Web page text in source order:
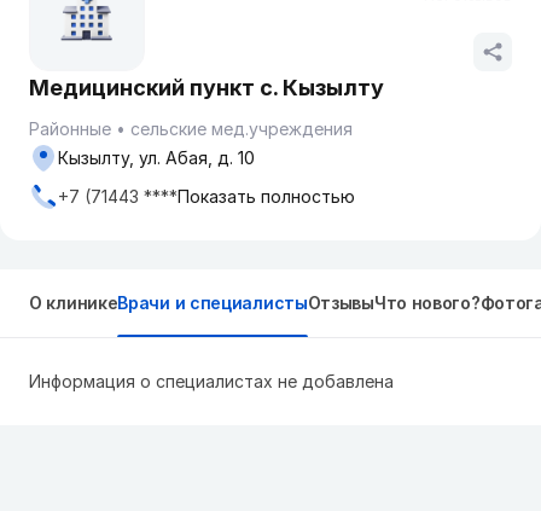
Медицинский пункт с. Кызылту
Районные
сельские мед.учреждения
Кызылту, ул. Абая, д. 10
+7 (71443 ****Показать полностью
О клиникеВрачи и специалистыОтзывыЧто нового?
Информация о специалистах не добавлена